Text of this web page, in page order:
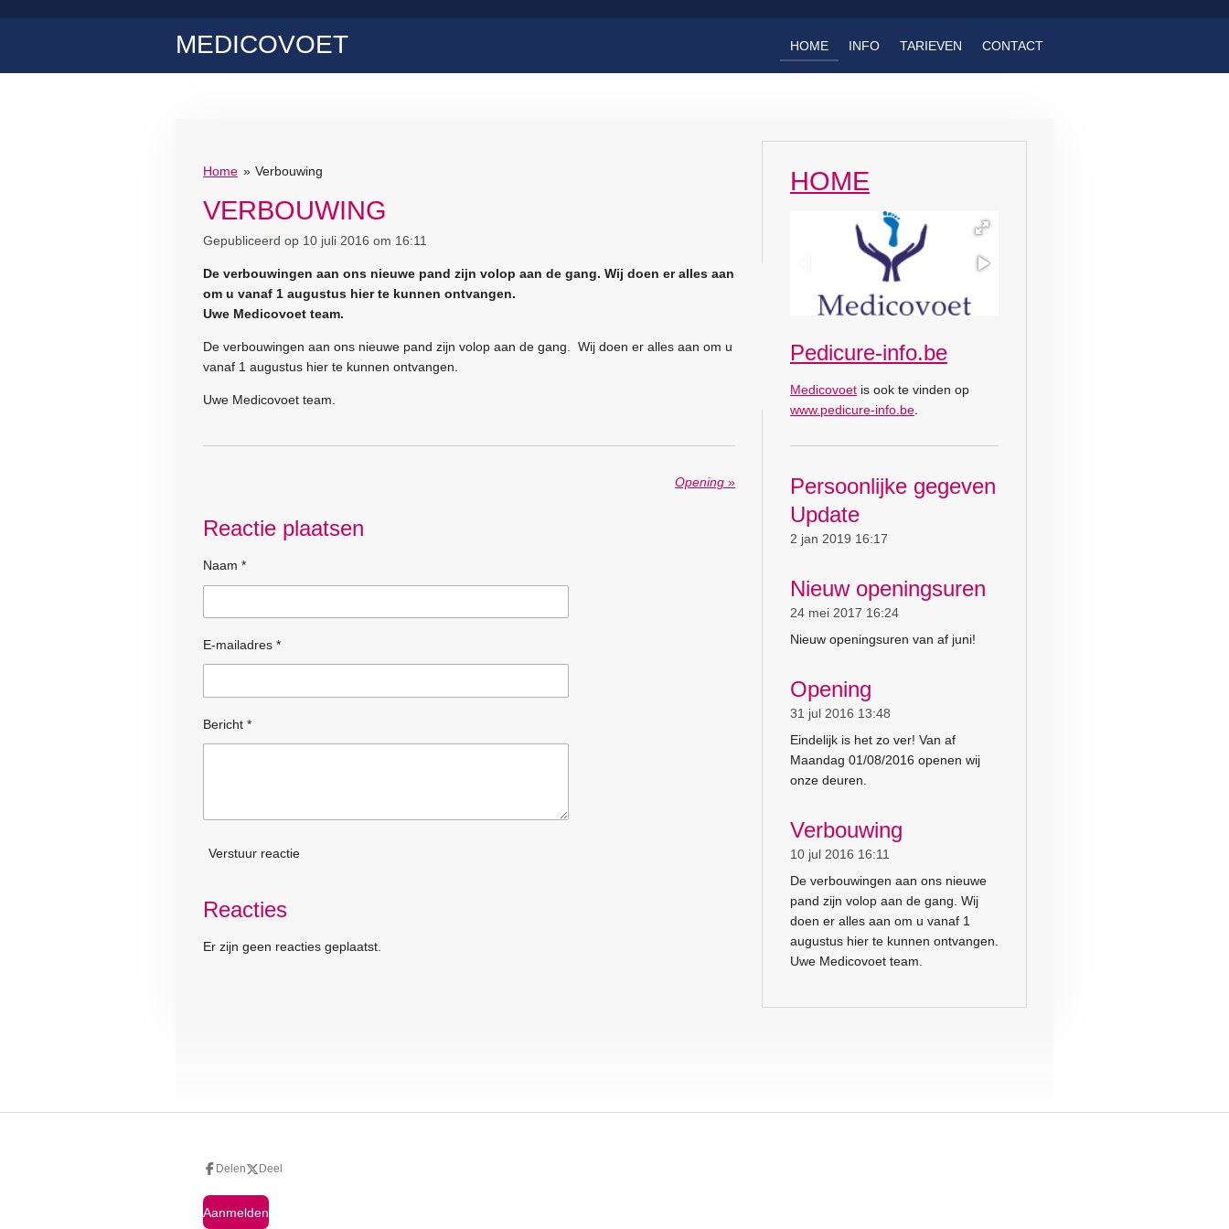
MEDICOVOET HOME INFO TARIEVEN CONTACT
Home » Verbouwing
VERBOUWING
Gepubliceerd op 10 juli 2016 om 16:11
De verbouwingen aan ons nieuwe pand zijn volop aan de gang. Wij doen er alles aan
om u vanaf 1 augustus hier te kunnen ontvangen.
Uwe Medicovoet team.
De verbouwingen aan ons nieuwe pand zijn volop aan de gang. Wij doen er alles aan om u
vanaf 1 augustus hier te kunnen ontvangen.
Uwe Medicovoet team.
Opening »
Reactie plaatsen
Naam *
E-mailadres *
Bericht *
Verstuur reactie
Reacties
Er zijn geen reacties geplaatst.
HOME
Pedicure-info.be
Medicovoet is ook te vinden op
www.pedicure-info.be
Persoonlijke gegeven
Update
2 jan 2019 16:17
Nieuw openingsuren
24 mei 2017 16:24
Nieuw openingsuren van af juni!
Opening
31 jul 2016 13:48
Eindelijk is het zo ver! Van af
Maandag 01/08/2016 openen wij
onze deuren.
Verbouwing
10 jul 2016 16:11
De verbouwingen aan ons nieuwe
pand zijn volop aan de gang. Wij
doen er alles aan om u vanaf 1
augustus hier te kunnen ontvangen.
Uwe Medicovoet team.
Delen Deel
Aanmelden